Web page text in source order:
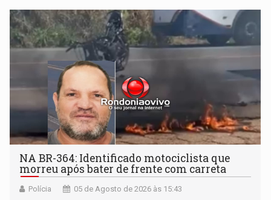
NA BR-364: Identificado motociclista que
morreu após bater de frente com carreta
Polícia 05 de Agosto de 2026 às 15:43